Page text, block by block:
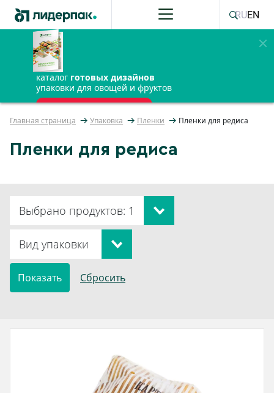
каталог готовых дизайнов
упаковки для овощей и фруктов
ПОЛУЧИТЬ БЕСПЛАТНО
RUEN
Главная страница Упаковка Пленки Пленки для редиса
Пленки для редиса
Выбрано продуктов: 1
Вид упаковки